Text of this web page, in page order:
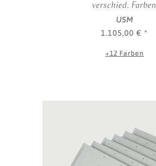
verschied. Farben
USM
1.105,00 €*
+12 Farben